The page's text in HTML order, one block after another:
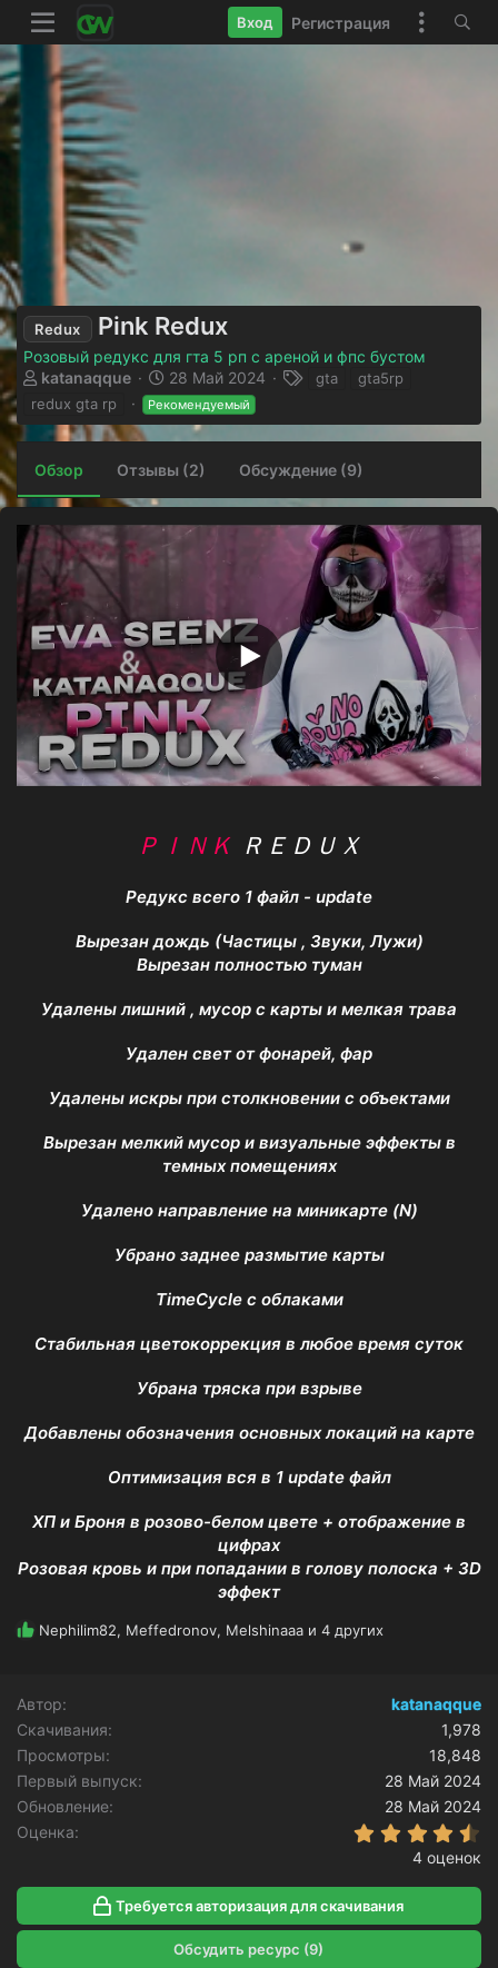
Вход Регистрация
Redux Pink Redux
Розовый редукс для гта 5 рп с ареной и фпс бустом
А
в
о
р
katanaqque
Д
а
т
а
з
д
н
28 Май 2024
Т
и
gta
gta5rp
redux gta rp
Рекомендуемый
Обзор Отзывы (2) Обсуждение (9)
ＰＩＮＫ ＲＥＤＵＸ
Редукс всего 1 файл - update
Вырезан дождь (Частицы , Звуки, Лужи)
Вырезан полностью туман
Удалены лишний , мусор с карты и мелкая трава
Удален свет от фонарей, фар
Удалены искры при столкновении с объектами
Вырезан мелкий мусор и визуальные эффекты в
темных помещениях
Удалено направление на миникарте (N)
Убрано заднее размытие карты
TimeCycle с облаками
Cтабильная цветокоррекция в любое время суток
Убрана тряска при взрыве
Добавлены обозначения основных локаций на карте
Оптимизация вся в 1 update файл
ХП и Броня в розово-белом цвете + отображение в
цифрах
Розовая кровь и при попадании в голову полоска + 3D
эффект
Р
ц
и
и
Nephilim82, Meffedronov, Melshinaaa и 4 других
Автор
katanaqque
Скачивания
1,978
Просмотры
18,848
Первый выпуск
28 Май 2024
Обновление
28 Май 2024
Оценка
4 оценок
Требуется авторизация для скачивания
Обсудить ресурс (9)